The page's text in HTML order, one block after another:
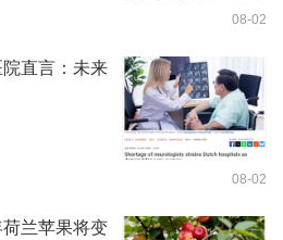
08-02
直言：未来
08-02
兰苹果将变